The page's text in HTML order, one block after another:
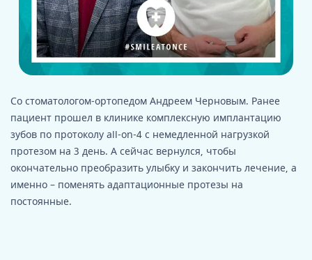
Со стоматологом-ортопедом Андреем Черновым. Ранее
пациент прошел в клинике комплексную имплантацию
зубов по протоколу all-on-4 с немедленной нагрузкой
протезом на 3 день. А сейчас вернулся, чтобы
окончательно преобразить улыбку и закончить лечение, а
именно – поменять адаптационные протезы на
постоянные.